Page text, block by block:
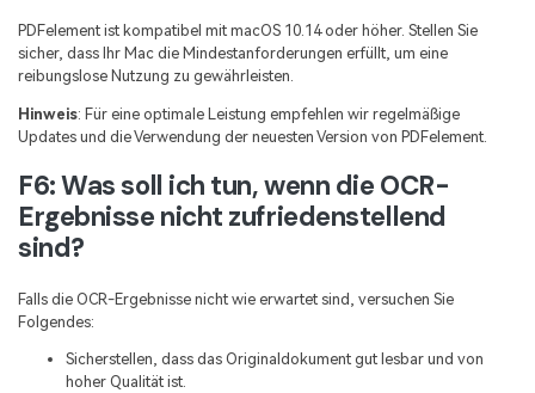
PDFelement ist kompatibel mit macOS 10.14 oder höher. Stellen Sie
sicher, dass Ihr Mac die Mindestanforderungen erfüllt, um eine
reibungslose Nutzung zu gewährleisten.
Hinweis: Für eine optimale Leistung empfehlen wir regelmäßige
Updates und die Verwendung der neuesten Version von PDFelement.
F6: Was soll ich tun, wenn die OCR-
Ergebnisse nicht zufriedenstellend
sind?
Falls die OCR-Ergebnisse nicht wie erwartet sind, versuchen Sie
Folgendes:
Sicherstellen, dass das Originaldokument gut lesbar und von
hoher Qualität ist.